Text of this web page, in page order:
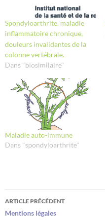
Spondyloarthrite, maladie
inflammatoire chronique,
douleurs invalidantes de la
colonne vertébrale.
Dans "biosimilaire"
Maladie auto-immune
Dans "spondyloarthrite"
Navigation
des
ARTICLE PRÉCÉDENT
Mentions légales